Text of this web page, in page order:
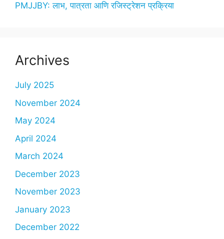
PMJJBY: लाभ, पात्रता आणि रजिस्ट्रेशन प्रक्रिया
Archives
July 2025
November 2024
May 2024
April 2024
March 2024
December 2023
November 2023
January 2023
December 2022